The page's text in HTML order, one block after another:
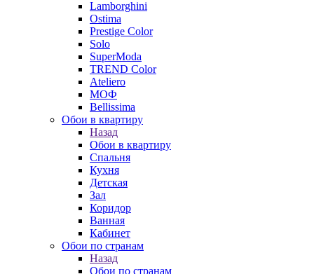
Lamborghini
Ostima
Prestige Color
Solo
SuperModa
TREND Color
Ateliero
МОФ
Bellissima
Обои в квартиру
Назад
Обои в квартиру
Спальня
Кухня
Детская
Зал
Коридор
Ванная
Кабинет
Обои по странам
Назад
Обои по странам